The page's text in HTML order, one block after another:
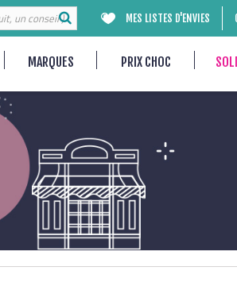
MES LISTES D'ENVIES
MARQUES PRIX CHOC